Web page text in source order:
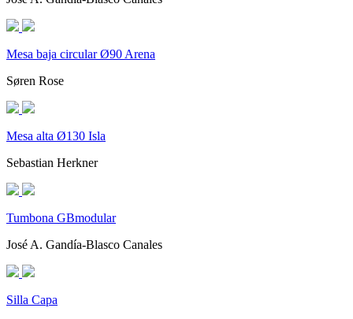
Mesa baja circular Ø90 Arena
Søren Rose
Mesa alta Ø130 Isla
Sebastian Herkner
Tumbona GBmodular
José A. Gandía-Blasco Canales
Silla Capa